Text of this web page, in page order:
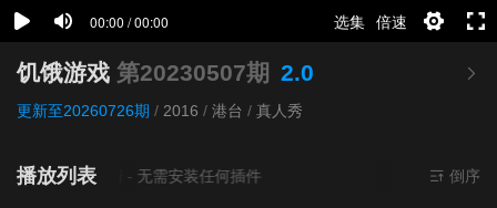
饥饿游戏 第20230507期 2.0
更新至20260726期 / 2016 / 港台 / 真人秀
播放列表
资源来源超清 - 无需安装任何插件 倒序